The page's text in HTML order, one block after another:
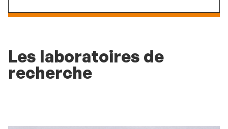
Les laboratoires de
recherche